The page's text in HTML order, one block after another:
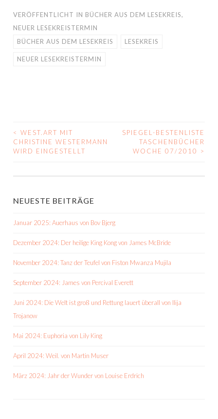
VERÖFFENTLICHT IN BÜCHER AUS DEM LESEKREIS,
NEUER LESEKREISTERMIN
BÜCHER AUS DEM LESEKREIS
LESEKREIS
NEUER LESEKREISTERMIN
BEITRAGS-
NAVIGATION
< WEST.ART MIT
CHRISTINE WESTERMANN
WIRD EINGESTELLT
SPIEGEL-BESTENLISTE
TASCHENBÜCHER
WOCHE 07/2010
>
NEUESTE BEITRÄGE
Januar 2025: Auerhaus von Bov Bjerg
Dezember 2024: Der heilige King Kong von James McBride
November 2024: Tanz der Teufel von Fiston Mwanza Mujila
September 2024: James von Percival Everett
Juni 2024: Die Welt ist groß und Rettung lauert überall von Ilija
Trojanow
Mai 2024: Euphoria von Lily King
April 2024: Weil. von Martin Muser
März 2024: Jahr der Wunder von Louise Erdrich